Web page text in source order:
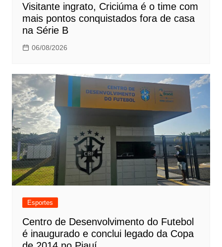
Visitante ingrato, Criciúma é o time com
mais pontos conquistados fora de casa
na Série B
06/08/2026
Esportes
Centro de Desenvolvimento do Futebol
é inaugurado e conclui legado da Copa